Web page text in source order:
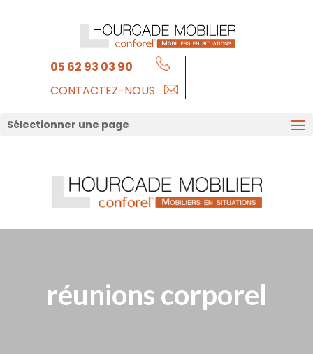
05 62 93 03 90
CONTACTEZ-NOUS
Sélectionner une page
réunions corporel